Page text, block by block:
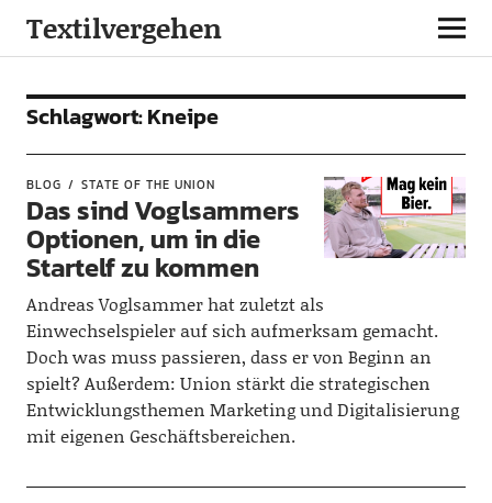
Textilvergehen
Schlagwort:Kneipe
BLOG STATE OF THE UNION
Das sind Voglsammers
Optionen, um in die
Startelf zu kommen
Andreas Voglsammer hat zuletzt als
Einwechselspieler auf sich aufmerksam gemacht.
Doch was muss passieren, dass er von Beginn an
spielt? Außerdem: Union stärkt die strategischen
Entwicklungsthemen Marketing und Digitalisierung
mit eigenen Geschäftsbereichen.